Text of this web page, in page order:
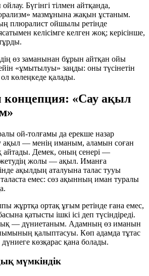
Бүгінгі тілмен айтқанда,
мазмұнына жақын ұстаным.
плюралист ойшылы ретінде
келісімге келген жоқ; керісінше,
өз заманынан бұрын айтқан ойы
«ұмытылуы» заңды: оны түсінетін
көлеңкеде қалады.
«Сау ақыл
ой-толғамы да ерекше назар
ақыл — менің иманым, аламын соған
айтады. Демек, оның сенері —
жолы — ақыл. Иманға
ақылдың аталуына талас тууы
емес: сөз ақынның иман туралы
жұртқа ортақ ұғым ретінде ғана емес,
қатысты ішкі ісі деп түсіндіреді.
— дүниетаным. Адамның өз иманын
қалыптасуы. Көп адамда тұтас
көзқарас қана болады.
мүмкіндік